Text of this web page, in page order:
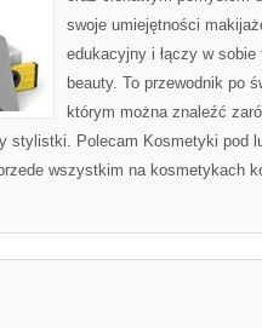
swoje umiejętności
edukacyjny i łączy w
beauty. To przewodnik po
którym można znaleźć
stylistki. Polecam Kosmetyki pod
wszystkim na kosmetykach